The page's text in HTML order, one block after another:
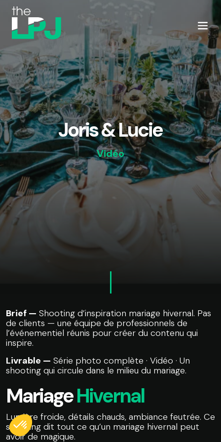
Joris & Lucie
Vidéo
Brief — Shooting d’inspiration mariage hivernal. Pas
de clients — une équipe de professionnels de
l’événementiel réunis pour créer du contenu qui
inspire.
Livrable — Série photo complète · Vidéo · Un
shooting qui circule dans le milieu du mariage.
MariageHivernal
Lumière froide, détails chauds, ambiance feutrée. Ce
shooting dit tout ce qu’un mariage hivernal peut
avoir de magique.